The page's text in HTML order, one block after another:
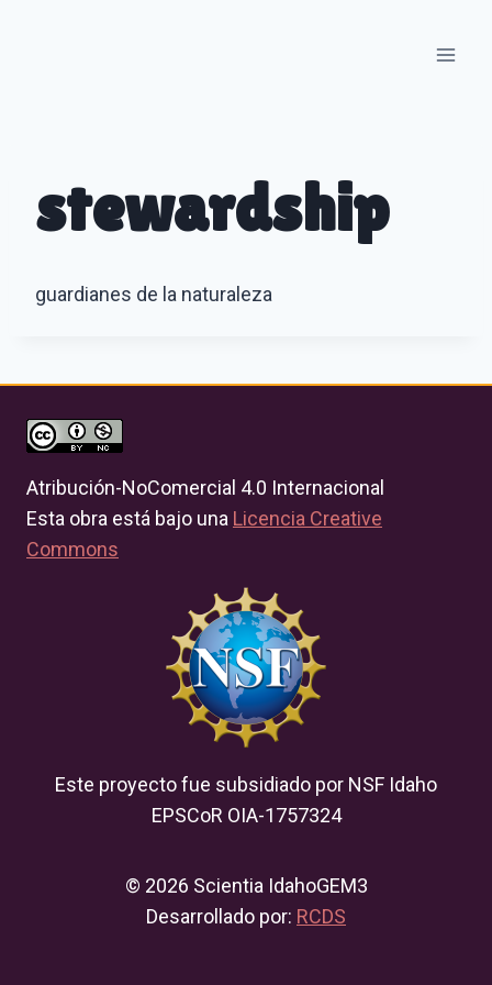
stewardship
guardianes de la naturaleza
Atribución-NoComercial 4.0 Internacional
Esta obra está bajo una Licencia Creative
Commons
Este proyecto fue subsidiado por NSF Idaho
EPSCoR OIA-1757324
© 2026 Scientia IdahoGEM3
Desarrollado por: RCDS